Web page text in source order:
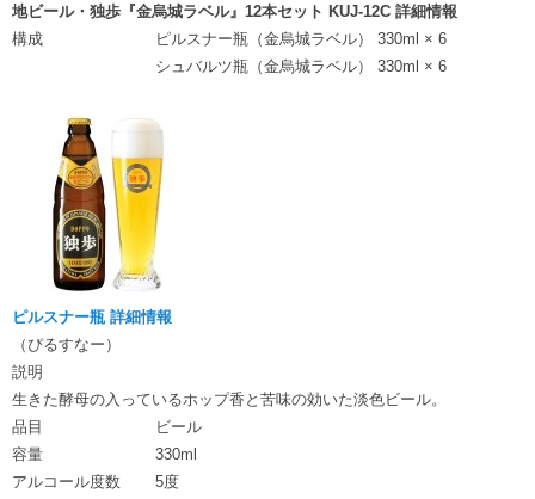
地ビール・独歩『金烏城ラベル』12本セット KUJ-12C 詳細情報
構成
ピルスナー瓶（金烏城ラベル） 330ml × 6
シュバルツ瓶（金烏城ラベル） 330ml × 6
ピルスナー瓶 詳細情報
（ぴるすなー）
説明
生きた酵母の入っているホップ香と苦味の効いた淡色ビール。
品目
ビール
容量
330ml
アルコール度数
5度